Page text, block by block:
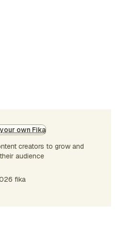
own Fika
creators to grow and
audience
fika